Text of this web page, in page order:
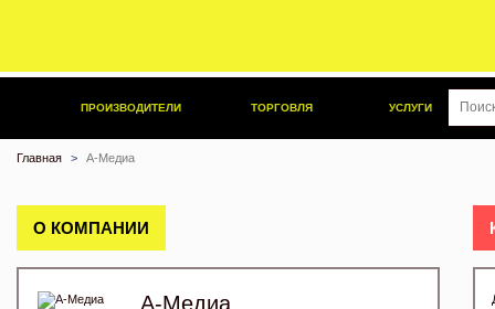
ПРОИЗВОДИТЕЛИ ТОРГОВЛЯ УСЛУГИ
Главная А-Медиа
О КОМПАНИИ
А-Медиа